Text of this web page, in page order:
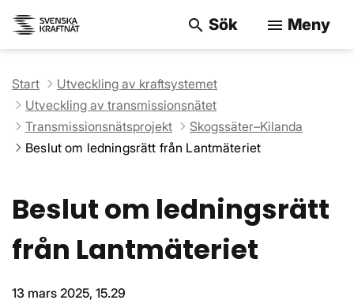
search Sök menu Meny
Start
Utveckling av kraftsystemet
Utveckling av transmissionsnätet
Transmissionsnätsprojekt
Skogssäter–Kilanda
Beslut om ledningsrätt från Lantmäteriet
Beslut om ledningsrätt
från Lantmäteriet
13 mars 2025, 15.29